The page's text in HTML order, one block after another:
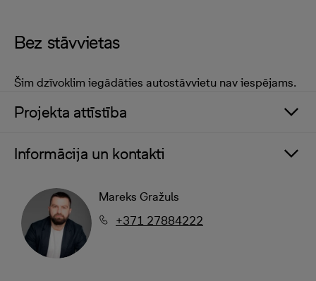
Bez stāvvietas
Šim dzīvoklim iegādāties autostāvvietu nav iespējams.
Projekta attīstība
Informācija un kontakti
Mareks Gražuls
+371 27884222